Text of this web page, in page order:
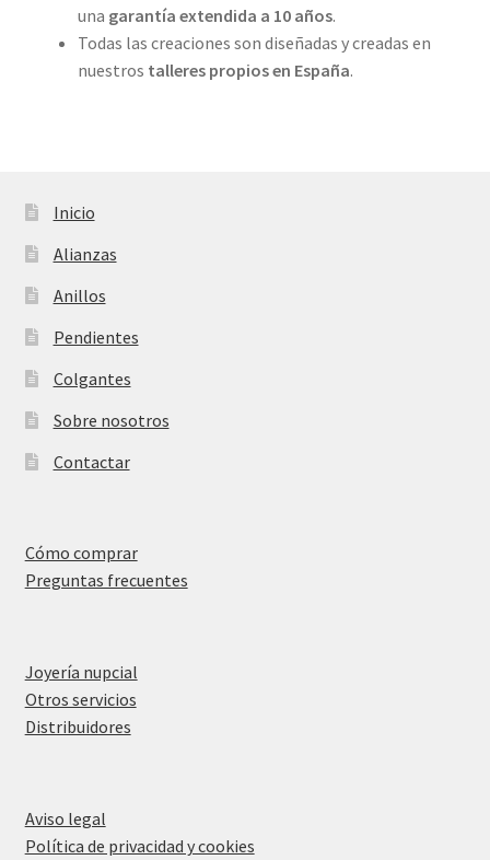
una garantía extendida a 10 años.
Todas las creaciones son diseñadas y creadas en
nuestros talleres propiosen España.
Inicio
Alianzas
Anillos
Pendientes
Colgantes
Sobre nosotros
Contactar
Cómo comprar
Preguntas frecuentes
Joyería nupcial
Otros servicios
Distribuidores
Aviso legal
Política de privacidad y cookies